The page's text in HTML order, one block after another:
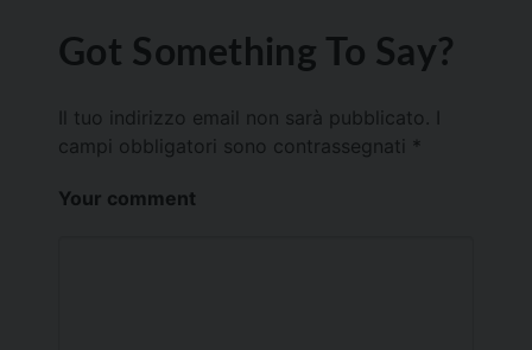
Got Something To Say?
Il tuo indirizzo email non sarà pubblicato.
campi obbligatori sono contrassegnati *
Your comment